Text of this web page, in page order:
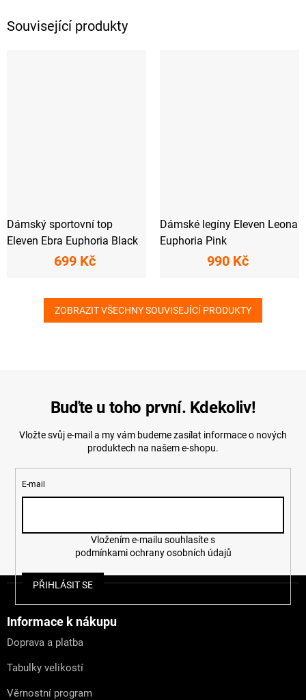
Související produkty
Dámský sportovní top
Eleven Ebra Euphoria Black
699 Kč
Dámské legíny Eleven Leona
Euphoria Pink
990 Kč
ZOBRAZIT VŠECHNY SOUVISEJÍCÍ PRODUKTY
Buďte u toho první. Kdekoliv!
Vložte svůj e-mail a my vám budeme zasílat informace o nových
produktech na našem e-shopu.
E-mail
podmínkami ochrany osobních údajů
PŘIHLÁSIT SE
Informace k nákupu
Doprava a platba
Tabulky velikostí
Věrnostní program